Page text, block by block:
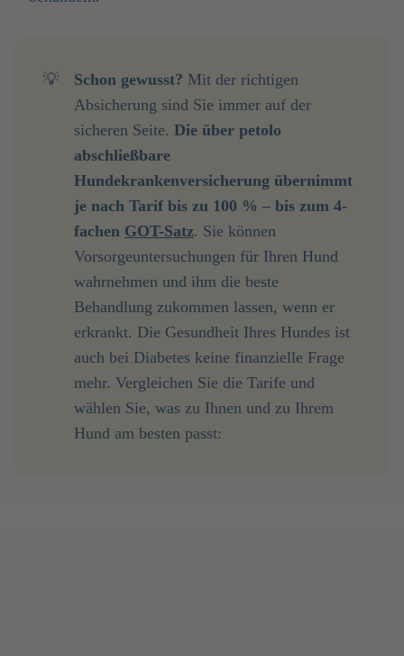
💡 Schon gewusst? Mit der richtigen
Absicherung sind Sie immer auf der
sicheren Seite. Die über petolo
abschließbare
Hundekrankenversicherung übernimmt
je nach Tarif bis zu 100 % – bis zum 4-
fachen GOT-Satz. Sie können
Vorsorgeuntersuchungen für Ihren Hund
wahrnehmen und ihm die beste
Behandlung zukommen lassen, wenn er
erkrankt. Die Gesundheit Ihres Hundes ist
auch bei Diabetes keine finanzielle Frage
mehr. Vergleichen Sie die Tarife und
wählen Sie, was zu Ihnen und zu Ihrem
Hund am besten passt: